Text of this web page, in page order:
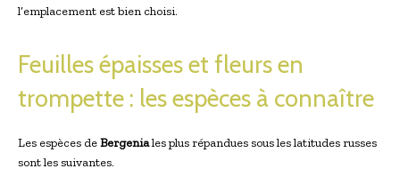
l’emplacement est bien ‌choisi.
Feuilles épaisses et fleurs en
trompette : les ​espèces⁤ à connaître
Les espèces deBergeniales plus répandues sous les latitudes russes​
sont les suivantes.